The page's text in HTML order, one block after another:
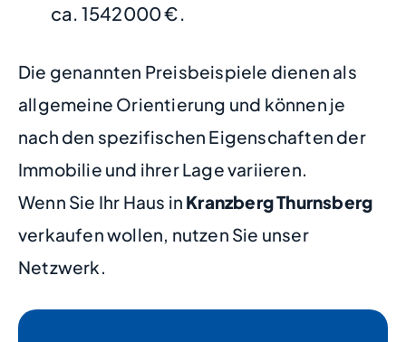
ca. 1542000 €.
Die genannten Preisbeispiele dienen als
allgemeine Orientierung und können je
nach den spezifischen Eigenschaften der
Immobilie und ihrer Lage variieren.
Wenn Sie Ihr Haus in Kranzberg Thurnsberg
verkaufen wollen, nutzen Sie unser
Netzwerk.